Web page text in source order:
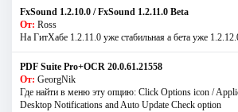
FxSound 1.2.10.0 / FxSound 1.2.11.0 Beta
От: Ross
На ГитХабе 1.2.11.0 уже стабильная а бета уже
PDF Suite Pro+OCR 20.0.61.21558
От: GeorgNik
Где найти в меню эту опцию: Click Options icon /
Desktop Notifications and Auto Update Check option